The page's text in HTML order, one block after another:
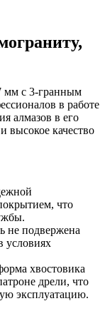
мм с 3-гранным
в работе
алмазов в его
высокое качество
что
не подвержена
условиях
хвостовика
дрели, что
эксплуатацию.